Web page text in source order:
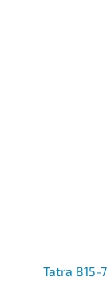
Tatra 815-